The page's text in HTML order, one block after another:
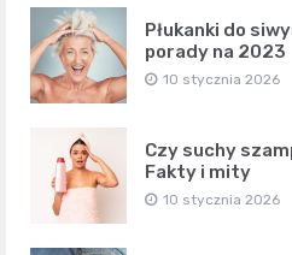
Płukanki do
porady na 2023
10 stycznia 2026
Czy suchy
Fakty i mity
10 stycznia 2026